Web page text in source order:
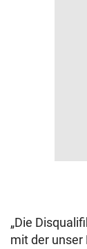
„Die
mit der